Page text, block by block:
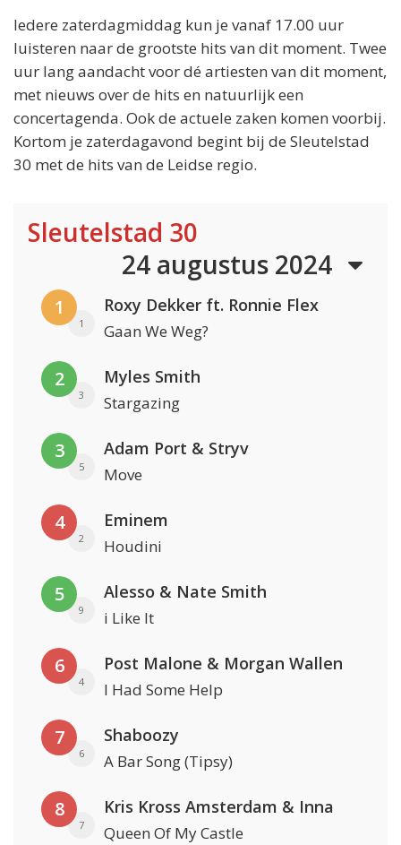
Iedere zaterdagmiddag kun je vanaf 17.00 uur
luisteren naar de grootste hits van dit moment. Twee
uur lang aandacht voor dé artiesten van dit moment,
met nieuws over de hits en natuurlijk een
concertagenda. Ook de actuele zaken komen voorbij.
Kortom je zaterdagavond begint bij de Sleutelstad
30 met de hits van de Leidse regio.
Sleutelstad 30
24 augustus 2024
1
1
Roxy Dekker ft. Ronnie Flex
Gaan We Weg?
2
3
Myles Smith
Stargazing
3
5
Adam Port & Stryv
Move
4
2
Eminem
Houdini
5
9
Alesso & Nate Smith
i Like It
6
4
Post Malone & Morgan Wallen
I Had Some Help
7
6
Shaboozy
A Bar Song (Tipsy)
8
7
Kris Kross Amsterdam & Inna
Queen Of My Castle